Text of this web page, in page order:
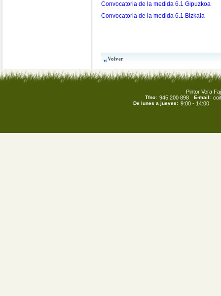
Convocatoria de la medida 6.1 Gipuzkoa
Convocatoria de la medida 6.1 Bizkaia
Pintor Vera
Tfno: 945 200 898 E-mail:
De lunes a jueves: 9:00 - 14:00